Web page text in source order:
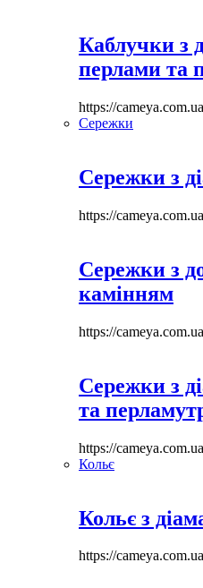
Каблучки з
перлами та
https://
Сережки
Сережки з
https://
Сережки з
камінням
https://
Сережки з
та
https://
Кольє
Кольє з
https://